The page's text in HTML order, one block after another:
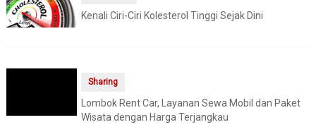
Kenali Ciri-Ciri Kolesterol Tinggi Sejak Dini
Sharing
Lombok Rent Car, Layanan Sewa Mobil dan Paket
Wisata dengan Harga Terjangkau